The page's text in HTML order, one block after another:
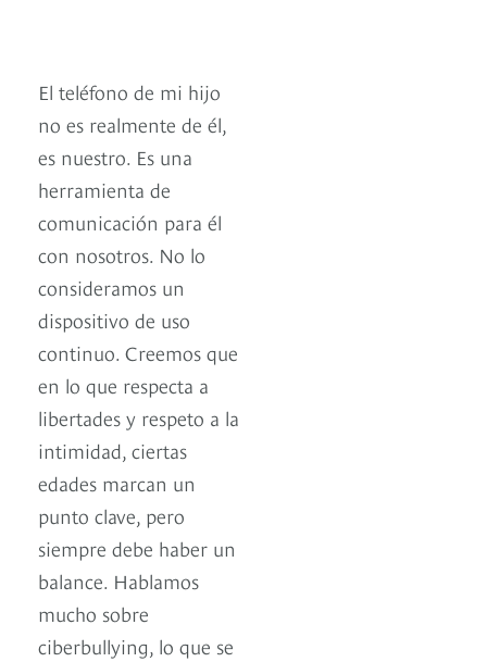
El teléfono de mi hijo
no es realmente de él,
es nuestro. Es una
herramienta de
comunicación para él
con nosotros. No lo
consideramos un
dispositivo de uso
continuo. Creemos que
en lo que respecta a
libertades y respeto a la
intimidad, ciertas
edades marcan un
punto clave, pero
siempre debe haber un
balance. Hablamos
mucho sobre
ciberbullying, lo que se